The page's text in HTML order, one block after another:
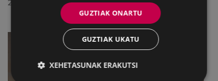
2026/07/22
GUZTIAK ONARTU
GUZTIAK UKATU
XEHETASUNAK ERAKUTSI